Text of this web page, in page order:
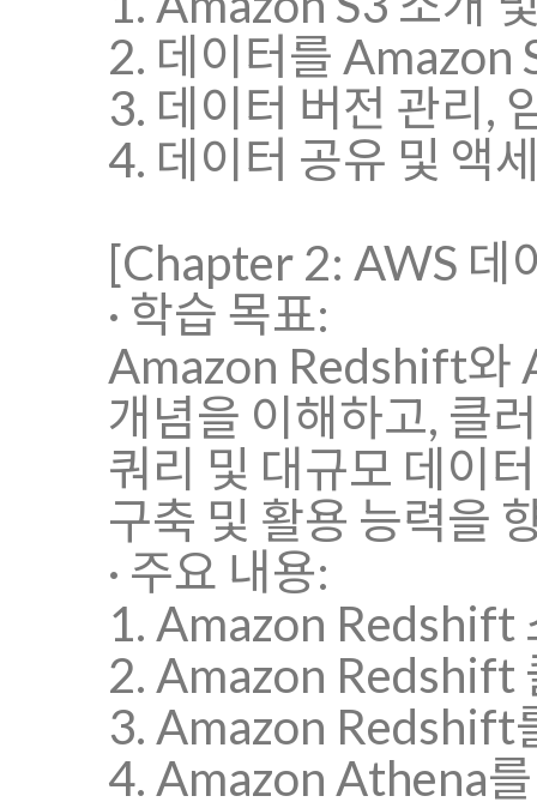
2. 데이터를 Amazon
3. 데이터 버전 관리,
4. 데이터 공유 및 액
[Chapter 2: AWS 데
· 학습 목표:
Amazon Redshift와
개념을 이해하고, 클
쿼리 및 대규모 데이
구축 및 활용 능력을
· 주요 내용:
1. Amazon Redshift
2. Amazon Redshift
3. Amazon Redshift
4. Amazon Athena